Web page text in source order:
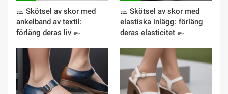
🥿 Skötsel av skor med
ankelband av textil:
förläng deras liv 🥿
🥿 Skötsel av skor med
elastiska inlägg: förläng
deras elasticitet 🥿